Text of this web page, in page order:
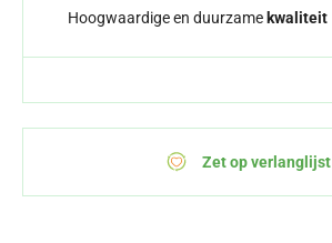
Hoogwaardige en duurzame kwaliteit
Zet op verlanglijst